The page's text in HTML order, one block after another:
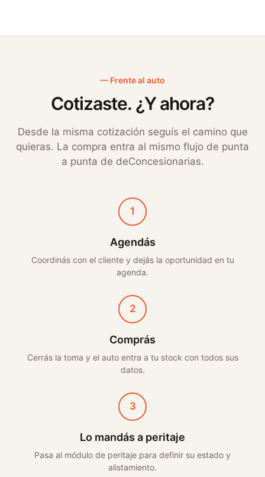
— Frente al auto
Cotizaste. ¿Y ahora?
Desde la misma cotización seguís el camino que
quieras. La compra entra al mismo flujo de punta
a punta de deConcesionarias.
1
Agendás
Coordinás con el cliente y dejás la oportunidad en tu
agenda.
2
Comprás
Cerrás la toma y el auto entra a tu stock con todos sus
datos.
3
Lo mandás a peritaje
Pasa al módulo de peritaje para definir su estado y
alistamiento.